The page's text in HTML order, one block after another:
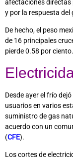
afectaciones directas
y por la respuesta del
De hecho, el peso
de 16 principales
pierde 0.58 por ciento.
Desde ayer el frío
usuarios en varios
suministro de gas
acuerdo con un
(CFE).
Los cortes de